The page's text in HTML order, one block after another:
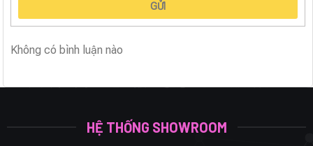
GỬI
Không có bình luận nào
HỆ THỐNG SHOWROOM